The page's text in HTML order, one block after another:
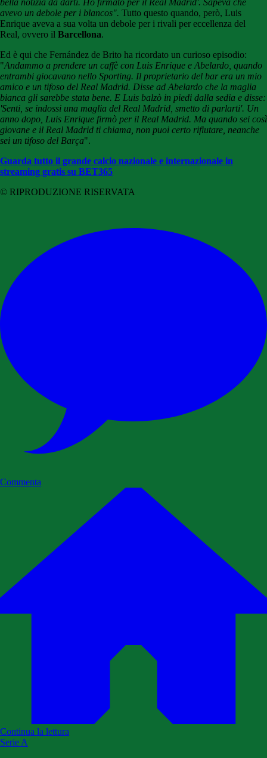
bella notizia da darti. Ho firmato per il Real Madrid'. Sapeva che
avevo un debole per i blancos". Tutto questo quando, però, Luis
Enrique aveva a sua volta un debole per i rivali per eccellenza del
Real, ovvero il Barcellona.
Ed è qui che Fernández de Brito ha ricordato un curioso episodio:
"Andammo a prendere un caffè con Luis Enrique e Abelardo, quando
entrambi giocavano nello Sporting. Il proprietario del bar era un mio
amico e un tifoso del Real Madrid. Disse ad Abelardo che la maglia
bianca gli sarebbe stata bene. E Luis balzò in piedi dalla sedia e disse:
'Senti, se indossi una maglia del Real Madrid, smetto di parlarti'. Un
anno dopo, Luis Enrique firmò per il Real Madrid. Ma quando sei così
giovane e il Real Madrid ti chiama, non puoi certo rifiutare, neanche
sei un tifoso del Barça".
Guarda tutto il grande calcio nazionale e internazionale in
streaming gratis su BET365
© RIPRODUZIONE RISERVATA
Commenta
Continua la lettura
Serie A